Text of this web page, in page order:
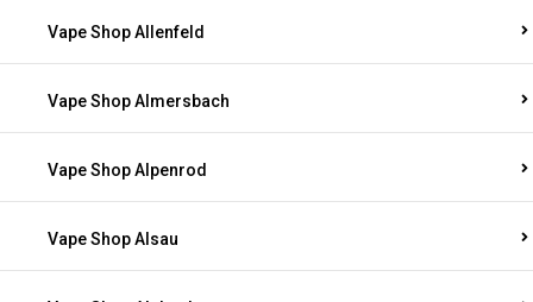
Vape Shop Allenfeld
Vape Shop Almersbach
Vape Shop Alpenrod
Vape Shop Alsau